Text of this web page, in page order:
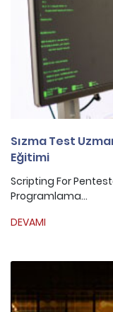
Sızma Test
Eğitimi
Scripting For
Programlama...
DEVAMI